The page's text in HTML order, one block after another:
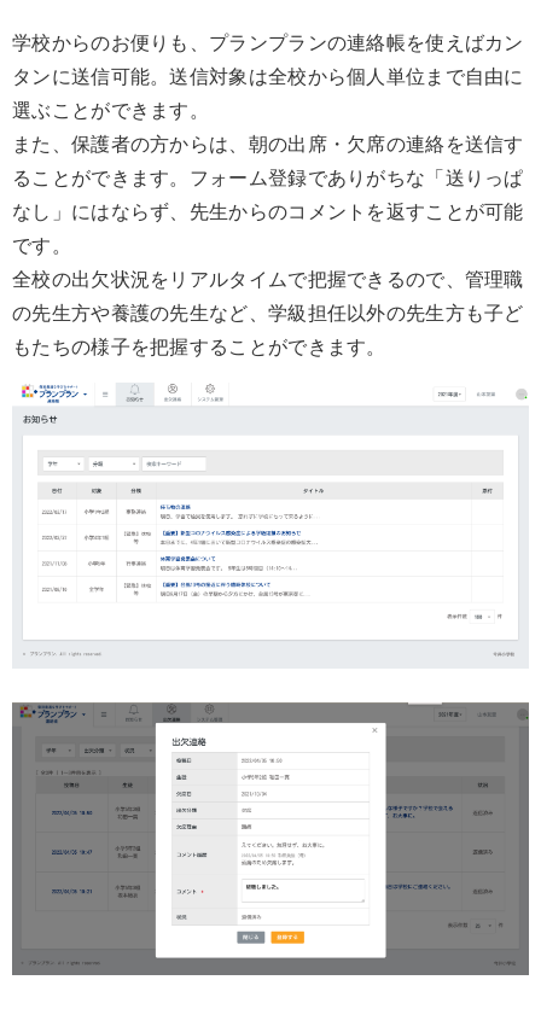
学校からのお便りも、プランプランの連絡帳を使えばカン
タンに送信可能。送信対象は全校から個人単位まで自由に
選ぶことができます。
また、保護者の方からは、朝の出席・欠席の連絡を送信す
ることができます。フォーム登録でありがちな「送りっぱ
なし」にはならず、先生からのコメントを返すことが可能
です。
全校の出欠状況をリアルタイムで把握できるので、管理職
の先生方や養護の先生など、学級担任以外の先生方も子ど
もたちの様子を把握することができます。